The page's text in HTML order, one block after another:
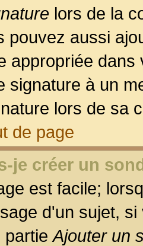
lors de la
pouvez aussi
appropriée
signature à un
lors de sa
de page
je créer un
est facile;
d'un sujet,
partieAjouter un